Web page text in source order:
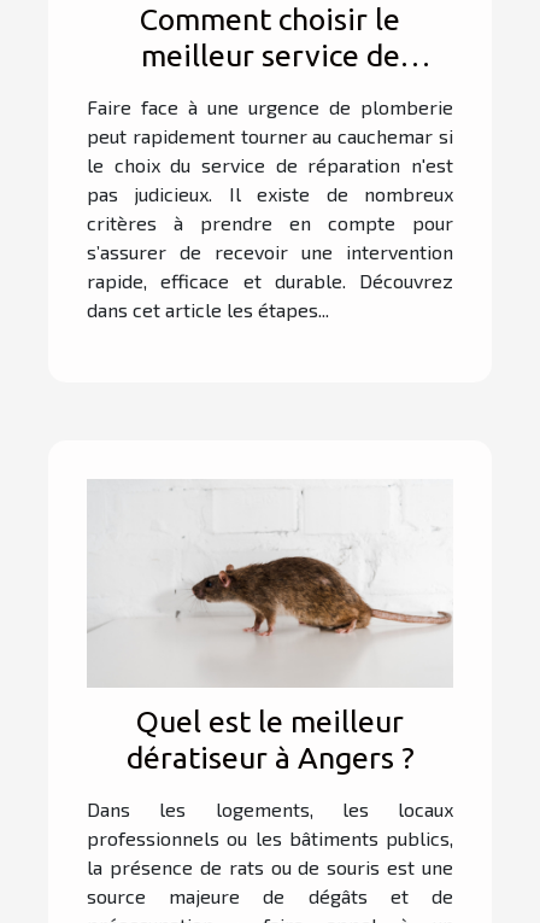
Comment choisir le
meilleur service de
votre plomberie ?
Faire face à une urgence de plomberie
peut rapidement tourner au cauchemar si
le choix du service de réparation n'est
pas judicieux. Il existe de nombreux
critères à prendre en compte pour
s’assurer de recevoir une intervention
rapide, efficace et durable. Découvrez
dans cet article les étapes...
Quel est le meilleur
dératiseur à Angers ?
Dans les logements, les locaux
professionnels ou les bâtiments publics,
la présence de rats ou de souris est une
source majeure de dégâts et de